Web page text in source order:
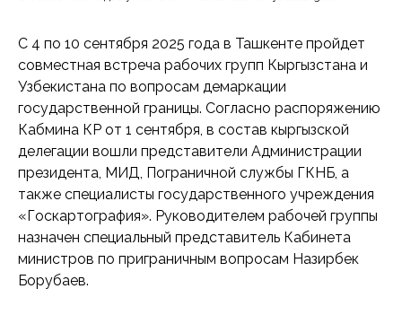
С 4 по 10 сентября 2025 года в Ташкенте пройдет
совместная встреча рабочих групп Кыргызстана и
Узбекистана по вопросам демаркации
государственной границы. Согласно распоряжению
Кабмина КР от 1 сентября, в состав кыргызской
делегации вошли представители Администрации
президента, МИД, Пограничной службы ГКНБ, а
также специалисты государственного учреждения
«Госкартография». Руководителем рабочей группы
назначен специальный представитель Кабинета
министров по приграничным вопросам Назирбек
Борубаев.